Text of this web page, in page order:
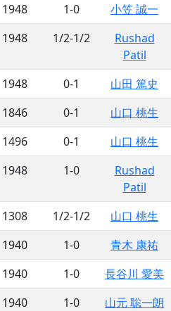
1948 1-0
小笠 誠一
1948 1/2-1/2
Rushad
Patil
1948 0-1
山田 篤史
1846 0-1
山口 桃生
1496 0-1
山口 桃生
1948 1-0
Rushad
Patil
1308 1/2-1/2
山口 桃生
1940 1-0
青木 康祐
1940 1-0
長谷川 愛美
1940 1-0
山元 聡一朗